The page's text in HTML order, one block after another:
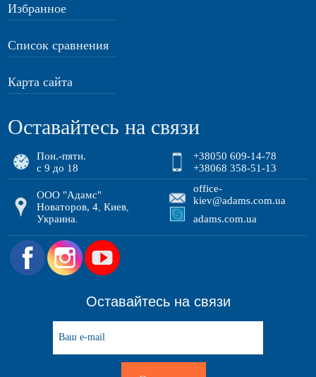
Избранное
Список сравнения
Карта сайта
Оставайтесь на связи
Пон.-пятн.
с 9 до 18
+38050 609-14-78
+38068 358-51-13
ООО "Адамс"
Новаторов, 4 ,Киев
Украина
office-
kiev@adams.com.ua
adams.com.ua
.
Оставайтесь на связи